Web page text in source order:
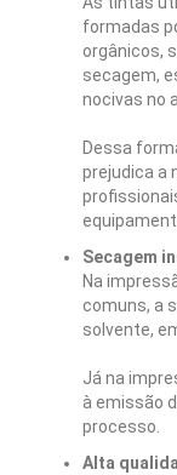
formadas
orgânicos,
secagem,
nocivas no
Dessa
prejudica a
Secagem
Na
comuns, a
solvente,
Já na
à emissão
processo.
Alta